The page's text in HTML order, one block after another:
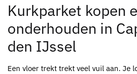
Kurkparket kopen
onderhouden in
den IJssel
Een vloer trekt trekt veel vuil aan. Je